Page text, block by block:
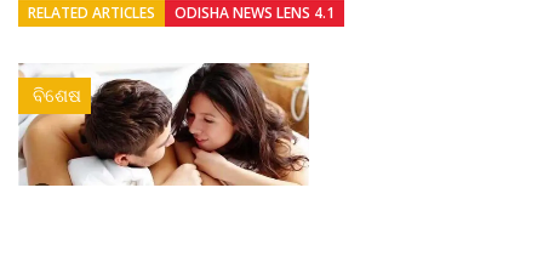
RELATED ARTICLES ODISHA NEWS LENS 4.1
ବିଶେଷ